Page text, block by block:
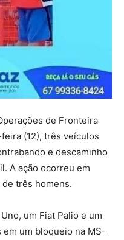
de Fronteira
(12), três veículos
e descaminho
A ação ocorreu em
três homens.
um Fiat Palio e um
um bloqueio na MS-